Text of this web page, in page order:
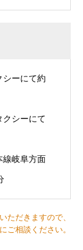
ーにて約
シーにて
岐阜方面
ただきますので、
ご相談ください。